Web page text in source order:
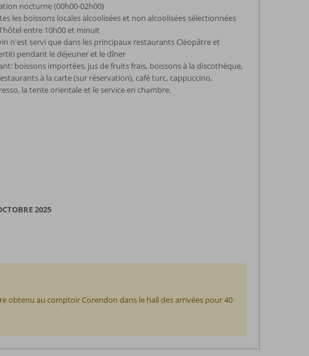
nocturne (00h00-02h00)
les boissons locales alcoolisées et non alcoolisées sélectionnées
entre 10h00 et minuit
n'est servi que dans les principaux restaurants Cléopâtre et
pendant le déjeuner et le dîner
boissons importées, jus de fruits frais, boissons à la discothèque,
à la carte (sur réservation), café turc, cappuccino,
la tente orientale et le service en chambre.
2025
obtenu au comptoir Corendon dans le hall des arrivées pour 40